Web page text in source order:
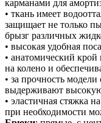
карманами для
• ткань имеет
защищает не только
брызг различных
• высокая удобная
• анатомический крой
на колено и
• за прочность
выдерживают
• эластичная стяжка
при необходимости